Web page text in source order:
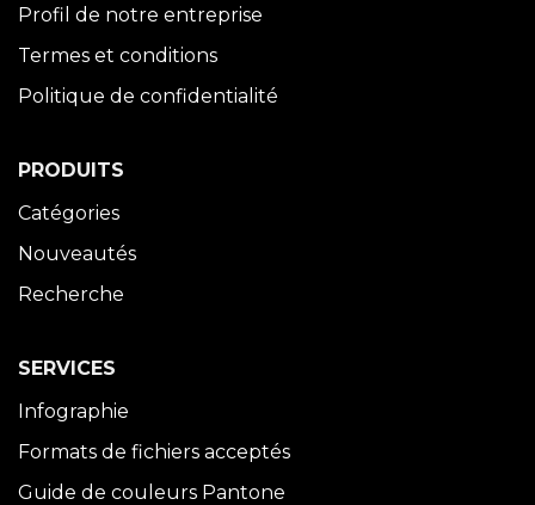
Profil de notre entreprise
Termes et conditions
Politique de confidentialité
PRODUITS
Catégories
Nouveautés
Recherche
SERVICES
Infographie
Formats de fichiers acceptés
Guide de couleurs Pantone